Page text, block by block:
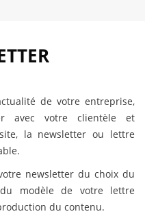
de votre entreprise,
avec votre clientèle et
la newsletter ou lettre
newsletter du choix du
modèle de votre lettre
du contenu.